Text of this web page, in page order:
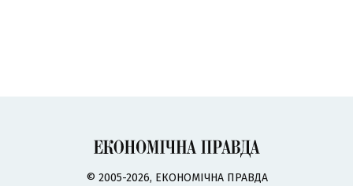
© 2005-2026, ЕКОНОМІЧНА ПРАВДА